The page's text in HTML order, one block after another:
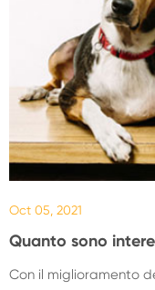
Oct 05, 2021
Quanto sono
Con il miglioramento